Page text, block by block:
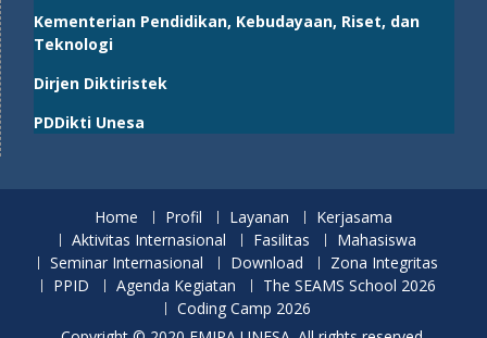
Kementerian Pendidikan, Kebudayaan, Riset, dan
Teknologi
Dirjen Diktiristek
PDDikti Unesa
Home Profil Layanan
Kerjasama
Aktivitas Internasional
Fasilitas
Mahasiswa
Seminar Internasional
Download
Zona Integritas
PPID
Agenda Kegiatan
The SEAMS School 2026
Coding Camp 2026